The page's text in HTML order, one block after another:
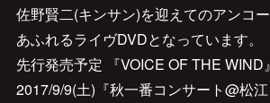
佐野賢二(キンサン)を迎えてのアンコ
あふれるライヴDVDとなっています。
先行発売予定 『VOICE OF THE WIND
2017/9/9(土)『秋一番コンサート@松江